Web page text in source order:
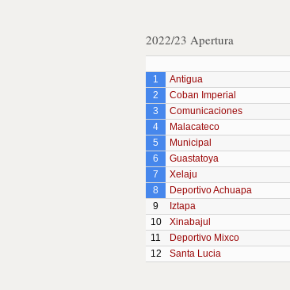
2022/23 Apertura
1
Antigua
2
Coban Imperial
3
Comunicaciones
4
Malacateco
5
Municipal
6
Guastatoya
7
Xelaju
8
Deportivo Achuapa
9
Iztapa
10
Xinabajul
11
Deportivo Mixco
12
Santa Lucia